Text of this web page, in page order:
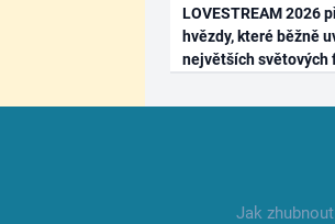
LOVESTREAM 2026
hvězdy, které běžně
největších světových
Jak zhubnout